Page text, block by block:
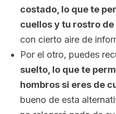
costado, lo que te
cuellos y tu rostro de
con cierto aire de
Por el otro, puedes
suelto, lo que te
hombros si eres de
bueno de esta